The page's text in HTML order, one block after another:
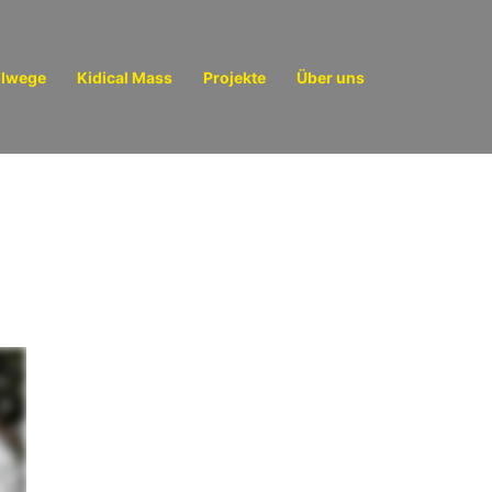
Kidical Mass Projekte Über uns